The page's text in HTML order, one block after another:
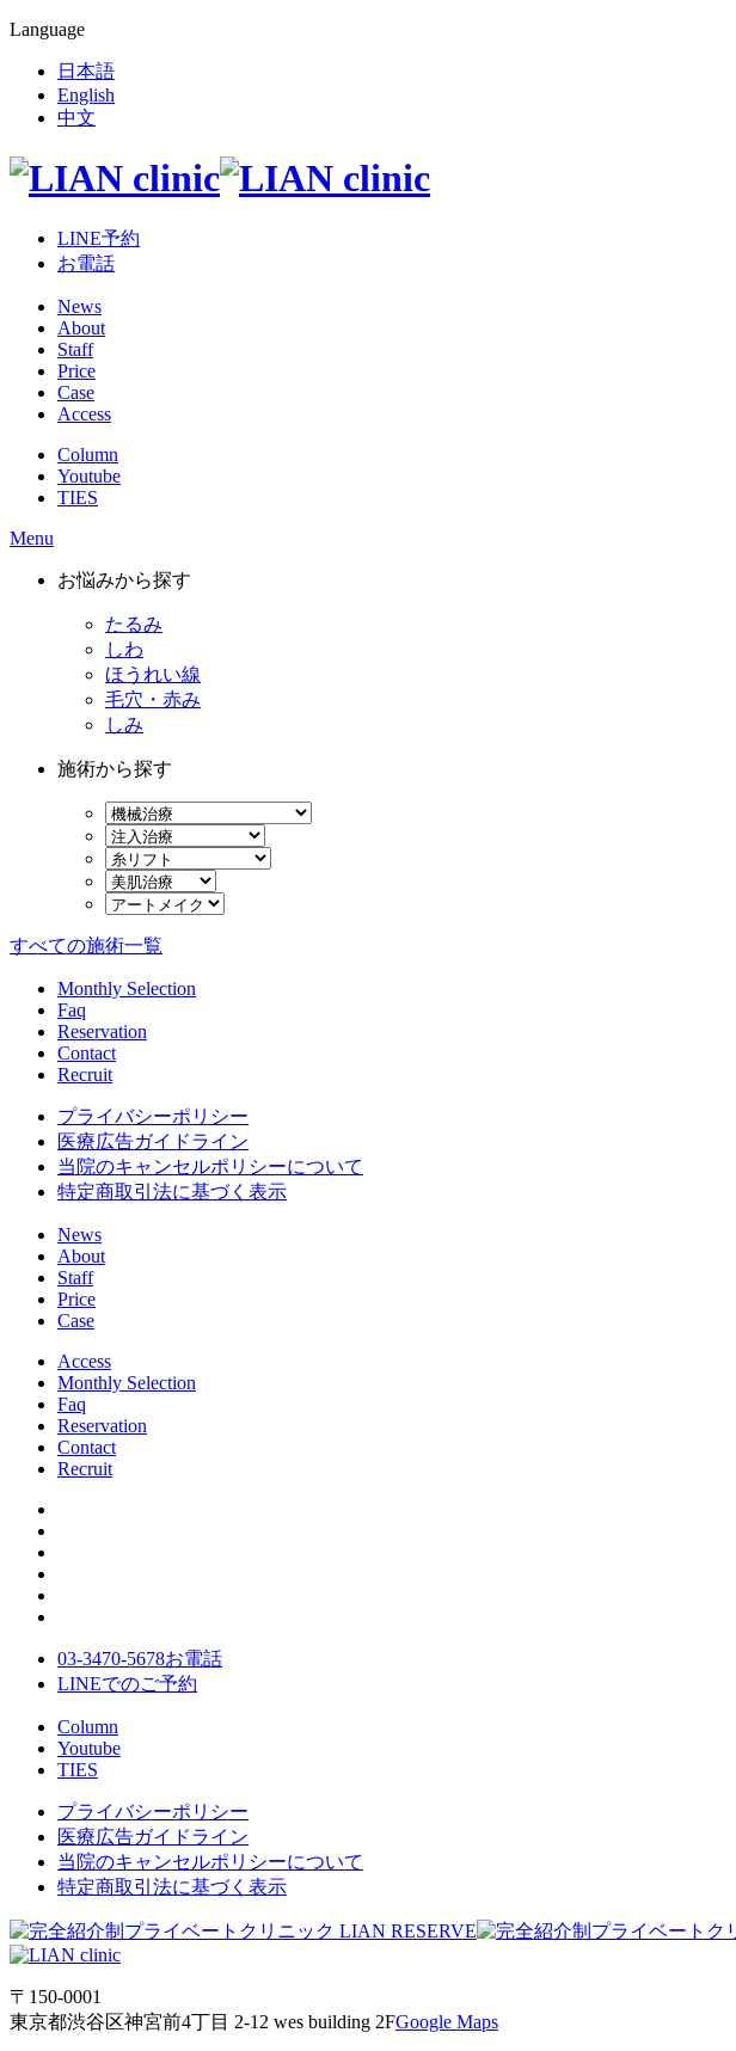
Language
日本語
English
中文
LINE予約
お電話
News
About
Staff
Price
Case
Access
Column
Youtube
TIES
Menu
お悩みから探す
たるみ
しわ
ほうれい線
毛穴・赤み
しみ
施術から探す
すべての施術一覧
Monthly Selection
Faq
Reservation
Contact
Recruit
プライバシーポリシー
医療広告ガイドライン
当院のキャンセルポリシーについて
特定商取引法に基づく表示
News
About
Staff
Price
Case
Access
Monthly Selection
Faq
Reservation
Contact
Recruit
03-3470-5678お電話
LINEでのご予約
Column
Youtube
TIES
プライバシーポリシー
医療広告ガイドライン
当院のキャンセルポリシーについて
特定商取引法に基づく表示
〒150-0001
東京都渋谷区神宮前4丁目 2-12 wes building 2FGoogle Maps